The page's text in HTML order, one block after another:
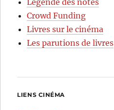
Légende des notes
Crowd Funding
Livres sur le cinéma
Les parutions de livres
LIENS CINÉMA